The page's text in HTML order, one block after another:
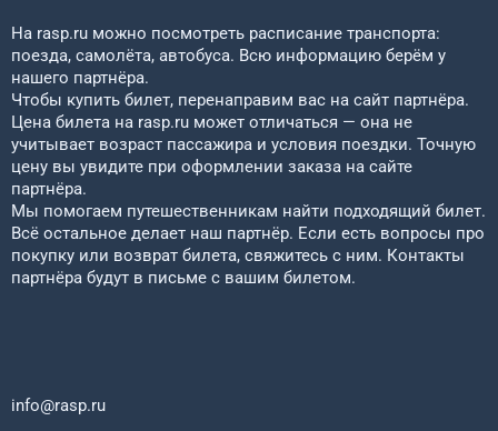
На rasp.ru можно посмотреть расписание транспорта:
поезда, самолёта, автобуса. Всю информацию берём у
нашего партнёра.
Чтобы купить билет, перенаправим вас на сайт партнёра.
Цена билета на rasp.ru может отличаться — она не
учитывает возраст пассажира и условия поездки. Точную
цену вы увидите при оформлении заказа на сайте
партнёра.
Мы помогаем путешественникам найти подходящий билет.
Всё остальное делает наш партнёр. Если есть вопросы про
покупку или возврат билета, свяжитесь с ним. Контакты
партнёра будут в письме с вашим билетом.
info@rasp.ru